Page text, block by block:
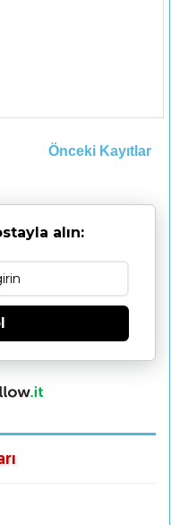
Önceki Kayıtlar
alın: